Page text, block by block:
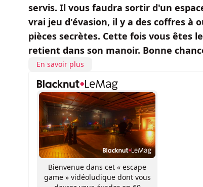
servis. Il vous faudra sortir d'un
vrai jeu d'évasion, il y a des coffres à
pièces secrètes. Cette fois vous êtes
retient dans son manoir. Bonne
En savoir plus
Bienvenue dans cet « escape
game » vidéoludique dont vous